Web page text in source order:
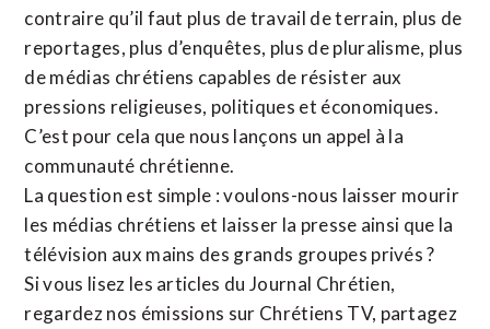
contraire qu’il faut plus de travail de terrain, plus de
reportages, plus d’enquêtes, plus de pluralisme, plus
de médias chrétiens capables de résister aux
pressions religieuses, politiques et économiques.
C’est pour cela que nous lançons un appel à la
communauté chrétienne.
La question est simple : voulons-nous laisser mourir
les médias chrétiens et laisser la presse ainsi que la
télévision aux mains des grands groupes privés ?
Si vous lisez les articles du Journal Chrétien,
regardez nos émissions sur Chrétiens TV, partagez